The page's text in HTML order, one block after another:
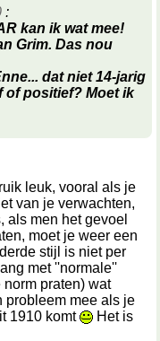
:
kan ik wat mee!
Grim. Das nou
dat niet 14-jarig
of positief? Moet ik
leuk, vooral als je
van je verwachten,
als men het gevoel
moet je weer een
stijl is niet per
met ''normale''
praten) wat
probleem mee als je
1910 komt
Het is